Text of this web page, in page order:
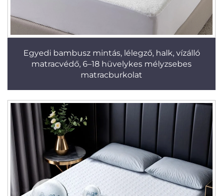
Egyedi bambusz mintás, lélegző, halk, vízálló
matracvédő, 6–18 hüvelykes mélyzsebes
matracburkolat